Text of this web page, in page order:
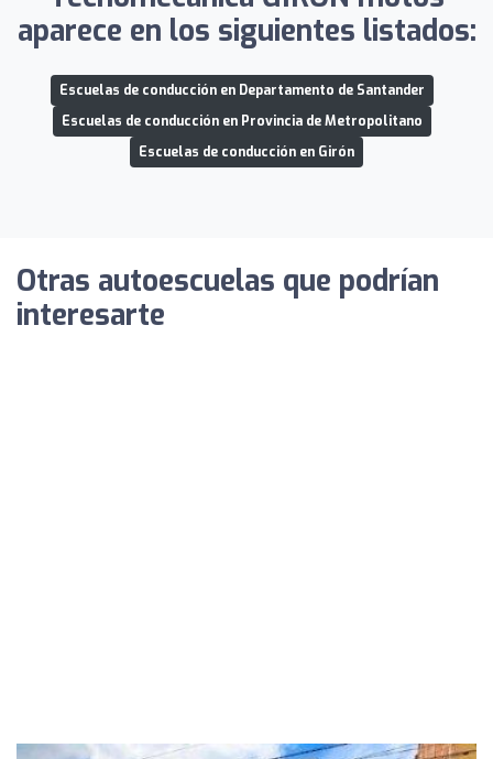
aparece en los siguientes listados:
Escuelas de conducción en Departamento de Santander
Escuelas de conducción en Provincia de Metropolitano
Escuelas de conducción en Girón
Otras autoescuelas que podrían
interesarte